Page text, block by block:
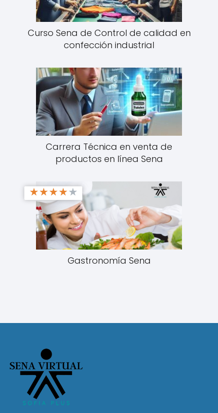
Curso Sena de Control de calidad en
confección industrial
Carrera Técnica en venta de
productos en línea Sena
★★★★★
Gastronomía Sena